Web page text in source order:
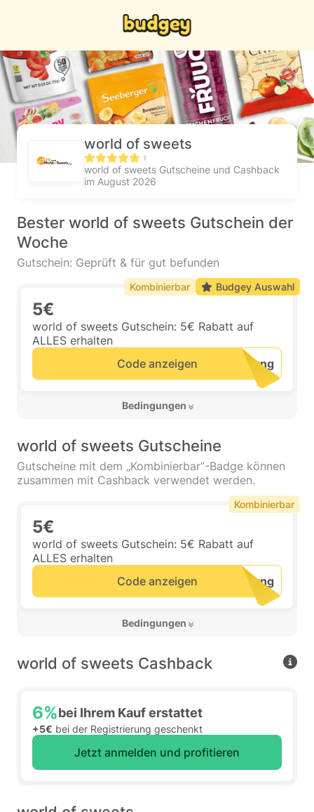
world of sweets
1
world of sweets Gutscheine und Cashback
im August 2026
Bester world of sweets Gutschein der
Woche
Gutschein: Geprüft & für gut befunden
5€
world of sweets Gutschein: 5€ Rabatt auf
ALLES erhalten
Code anzeigen
Bedingungen
Kombinierbar Budgey Auswahl
world of sweets Gutscheine
Gutscheine mit dem „Kombinierbar“-Badge können
zusammen mit Cashback verwendet werden.
5€
world of sweets Gutschein: 5€ Rabatt auf
ALLES erhalten
Code anzeigen
Bedingungen
Kombinierbar
world of sweets Cashback
6%bei Ihrem Kauf erstattet
+5€ bei der Registrierung geschenkt
Jetzt anmelden und profitieren